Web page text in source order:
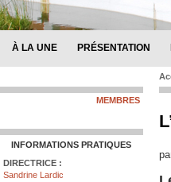
À LA UNE PRÉSENTATION
MEMBRES
INFORMATIONS PRATIQUES
DIRECTRICE :
Sandrine Lardic